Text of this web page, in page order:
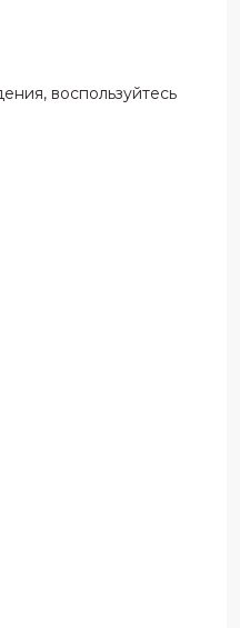
воспользуйтесь